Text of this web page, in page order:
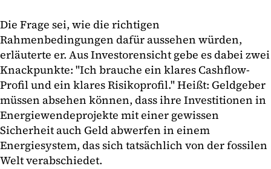
Die Frage sei, wie die richtigen
Rahmenbedingungen dafür aussehen würden,
erläuterte er. Aus Investorensicht gebe es dabei zwei
Knackpunkte: "Ich brauche ein klares Cashflow-
Profil und ein klares Risikoprofil." Heißt: Geldgeber
müssen absehen können, dass ihre Investitionen in
Energiewendeprojekte mit einer gewissen
Sicherheit auch Geld abwerfen in einem
Energiesystem, das sich tatsächlich von der fossilen
Welt verabschiedet.